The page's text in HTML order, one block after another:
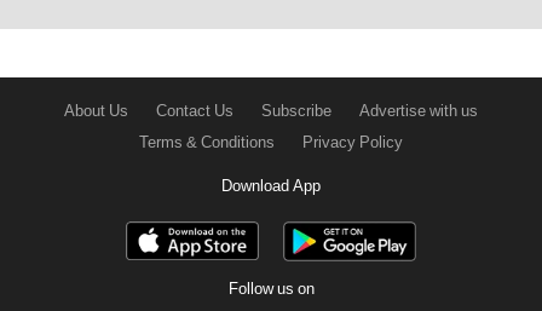
About Us Contact Us Subscribe
Advertise with us
Terms & Conditions
Privacy Policy
Download App
Follow us on